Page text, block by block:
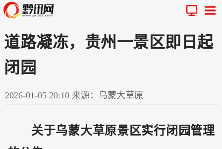
道路凝冻，贵州一景区即日起
闭园
2026-01-05 20:10 来源：乌蒙大草原
关于乌蒙大草原景区实行闭园管理